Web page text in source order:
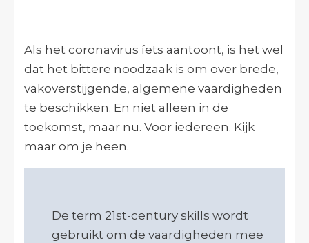
Als het coronavirus íets aantoont, is het wel
dat het bittere noodzaak is om over brede,
vakoverstijgende, algemene vaardigheden
te beschikken. En niet alleen in de
toekomst, maar nu. Voor iedereen. Kijk
maar om je heen.
De term 21st-century skills wordt
gebruikt om de vaardigheden mee